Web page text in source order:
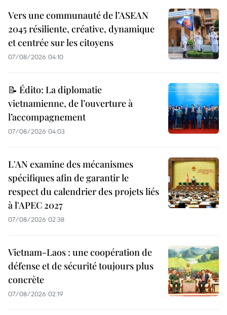
Vers une communauté de l’ASEAN
2045 résiliente, créative, dynamique
et centrée sur les citoyens
07/08/2026 04:10
📝 Édito: La diplomatie
vietnamienne, de l’ouverture à
l’accompagnement
07/08/2026 04:03
L'AN examine des mécanismes
spécifiques afin de garantir le
respect du calendrier des projets liés
à l'APEC 2027
07/08/2026 02:38
Vietnam-Laos : une coopération de
défense et de sécurité toujours plus
concrète
07/08/2026 02:19